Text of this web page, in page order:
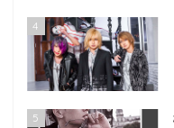
4
5